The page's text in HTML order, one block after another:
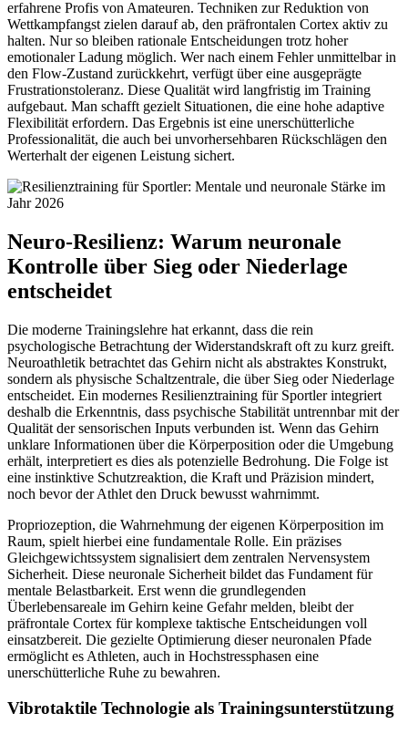
erfahrene Profis von Amateuren. Techniken zur Reduktion von
Wettkampfangst zielen darauf ab, den präfrontalen Cortex aktiv zu
halten. Nur so bleiben rationale Entscheidungen trotz hoher
emotionaler Ladung möglich. Wer nach einem Fehler unmittelbar in
den Flow-Zustand zurückkehrt, verfügt über eine ausgeprägte
Frustrationstoleranz. Diese Qualität wird langfristig im Training
aufgebaut. Man schafft gezielt Situationen, die eine hohe adaptive
Flexibilität erfordern. Das Ergebnis ist eine unerschütterliche
Professionalität, die auch bei unvorhersehbaren Rückschlägen den
Werterhalt der eigenen Leistung sichert.
Neuro-Resilienz: Warum neuronale
Kontrolle über Sieg oder Niederlage
entscheidet
Die moderne Trainingslehre hat erkannt, dass die rein
psychologische Betrachtung der Widerstandskraft oft zu kurz greift.
Neuroathletik betrachtet das Gehirn nicht als abstraktes Konstrukt,
sondern als physische Schaltzentrale, die über Sieg oder Niederlage
entscheidet. Ein modernes Resilienztraining für Sportler integriert
deshalb die Erkenntnis, dass psychische Stabilität untrennbar mit der
Qualität der sensorischen Inputs verbunden ist. Wenn das Gehirn
unklare Informationen über die Körperposition oder die Umgebung
erhält, interpretiert es dies als potenzielle Bedrohung. Die Folge ist
eine instinktive Schutzreaktion, die Kraft und Präzision mindert,
noch bevor der Athlet den Druck bewusst wahrnimmt.
Propriozeption, die Wahrnehmung der eigenen Körperposition im
Raum, spielt hierbei eine fundamentale Rolle. Ein präzises
Gleichgewichtssystem signalisiert dem zentralen Nervensystem
Sicherheit. Diese neuronale Sicherheit bildet das Fundament für
mentale Belastbarkeit. Erst wenn die grundlegenden
Überlebensareale im Gehirn keine Gefahr melden, bleibt der
präfrontale Cortex für komplexe taktische Entscheidungen voll
einsatzbereit. Die gezielte Optimierung dieser neuronalen Pfade
ermöglicht es Athleten, auch in Hochstressphasen eine
unerschütterliche Ruhe zu bewahren.
Vibrotaktile Technologie als Trainingsunterstützung